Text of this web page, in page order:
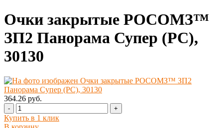
Очки закрытые РОСОМЗ™
ЗП2 Панорама Супер (PС),
30130
364.26 руб.
- +
Купить в 1 клик